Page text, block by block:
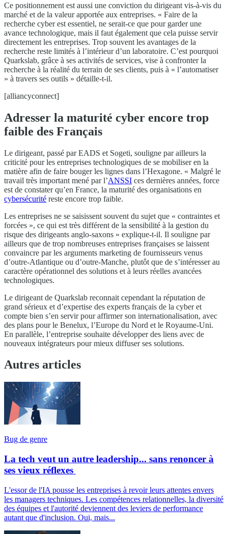
Ce positionnement est aussi une conviction du dirigeant vis-à-vis du
marché et de la valeur apportée aux entreprises. « Faire de la
recherche cyber est essentiel, ne serait-ce que pour garder une
avance technologique, mais il faut également que cela puisse servir
directement les entreprises. Trop souvent les avantages de la
recherche reste limités à l’intérieur d’un laboratoire. C’est pourquoi
Quarkslab, grâce à ses activités de services, vise à confronter la
recherche à la réalité du terrain de ses clients, puis à « l’automatiser
» à travers ses outils » détaille-t-il.
[alliancyconnect]
Adresser la maturité cyber encore trop
faible des Français
Le dirigeant, passé par EADS et Sogeti, souligne par ailleurs la
criticité pour les entreprises technologiques de se mobiliser en la
matière afin de faire bouger les lignes dans l’Hexagone. « Malgré le
travail très important mené par l’ANSSI ces dernières années, force
est de constater qu’en France, la maturité des organisations en
cybersécurité reste encore trop faible.
Les entreprises ne se saisissent souvent du sujet que « contraintes et
forcées », ce qui est très différent de la sensibilité à la gestion du
risque des dirigeants anglo-saxons » explique-t-il. Il souligne par
ailleurs que de trop nombreuses entreprises françaises se laissent
convaincre par les arguments marketing de fournisseurs venus
d’outre-Atlantique ou d’outre-Manche, plutôt que de s’intéresser au
caractère opérationnel des solutions et à leurs réelles avancées
technologiques.
Le dirigeant de Quarkslab reconnait cependant la réputation de
grand sérieux et d’expertise des experts français de la cyber et
compte bien s’en servir pour affirmer son internationalisation, avec
des plans pour le Benelux, l’Europe du Nord et le Royaume-Uni.
En parallèle, l’entreprise souhaite développer des liens avec de
nouveaux intégrateurs pour mieux diffuser ses solutions.
Autres articles
Bug de genre
La tech veut un autre leadership... sans renoncer à
ses vieux réflexes
L'essor de l'IA pousse les entreprises à revoir leurs attentes envers
les managers techniques. Les compétences relationnelles, la diversité
des équipes et l'autorité deviennent des leviers de performance
autant que d'inclusion. Oui, mais...